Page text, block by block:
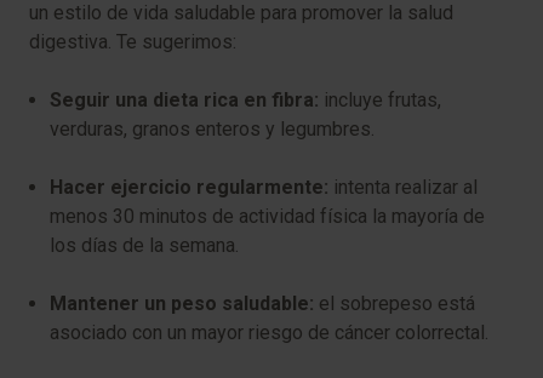
un estilo de vida saludable para promover la salud
digestiva. Te sugerimos:
Seguir una dieta rica en fibra: incluye frutas,
verduras, granos enteros y legumbres.
Hacer ejercicio regularmente: intenta realizar al
menos 30 minutos de actividad física la mayoría de
los días de la semana.
Mantener un peso saludable: el sobrepeso está
asociado con un mayor riesgo de cáncer colorrectal.